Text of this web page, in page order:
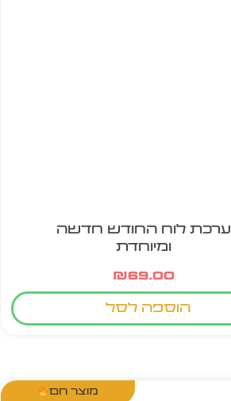
ערכת לוח החודש חדשה
ומיוחדת
₪69.00
הוספה לסל
מוצר חם